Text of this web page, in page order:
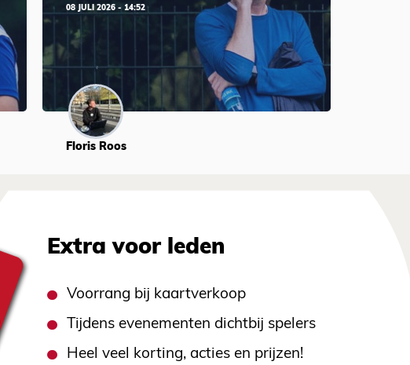
08 JULI 2026 - 14:52
Floris Roos
Extra voor leden
Voorrang bij kaartverkoop
Tijdens evenementen dichtbij spelers
Heel veel korting, acties en prijzen!